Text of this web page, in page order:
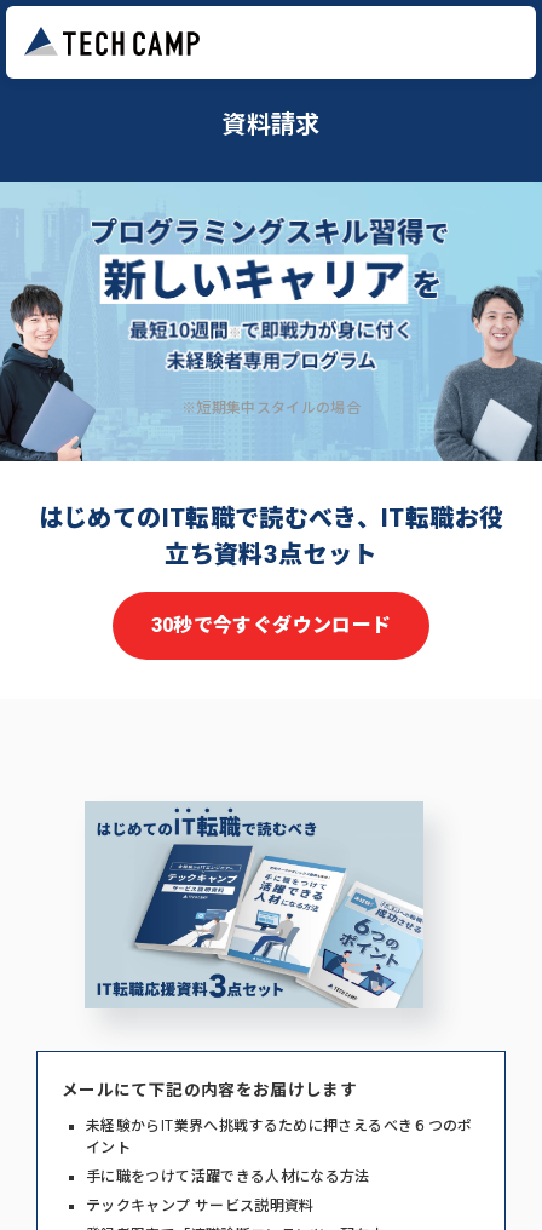
資料請求
※短期集中スタイルの場合
はじめてのIT転職で読むべき、IT転職お役
立ち資料3点セット
30秒で今すぐダウンロード
メールにて下記の内容をお届けします
未経験からIT業界へ挑戦するために押さえるべき６つのポ
イント
手に職をつけて活躍できる人材になる方法
テックキャンプ サービス説明資料